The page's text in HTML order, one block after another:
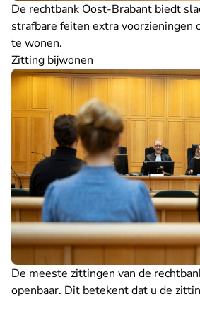
De rechtbank Oost-Brabant biedt
strafbare feiten extravoorzieningen
te wonen.
Zitting bijwonen
De meeste zittingen van de
openbaar. Dit betekent dat u de